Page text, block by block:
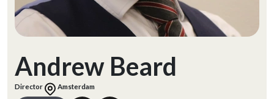
Andrew Beard
Director Amsterdam